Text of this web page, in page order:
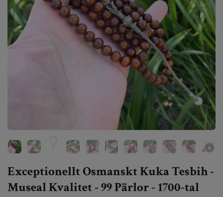
Exceptionellt Osmanskt Kuka Tesbih -
Museal Kvalitet - 99 Pärlor - 1700-tal